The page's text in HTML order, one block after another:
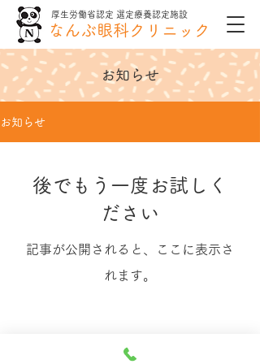
なんぶ眼科クリニック
厚生労働省認定 選定療養認定施設
お知らせ
お知らせ
後でもう一度お試しく
ださい
記事が公開されると、ここに表示さ
れます。
〒915-0064 福井県越前市あおば町1-30